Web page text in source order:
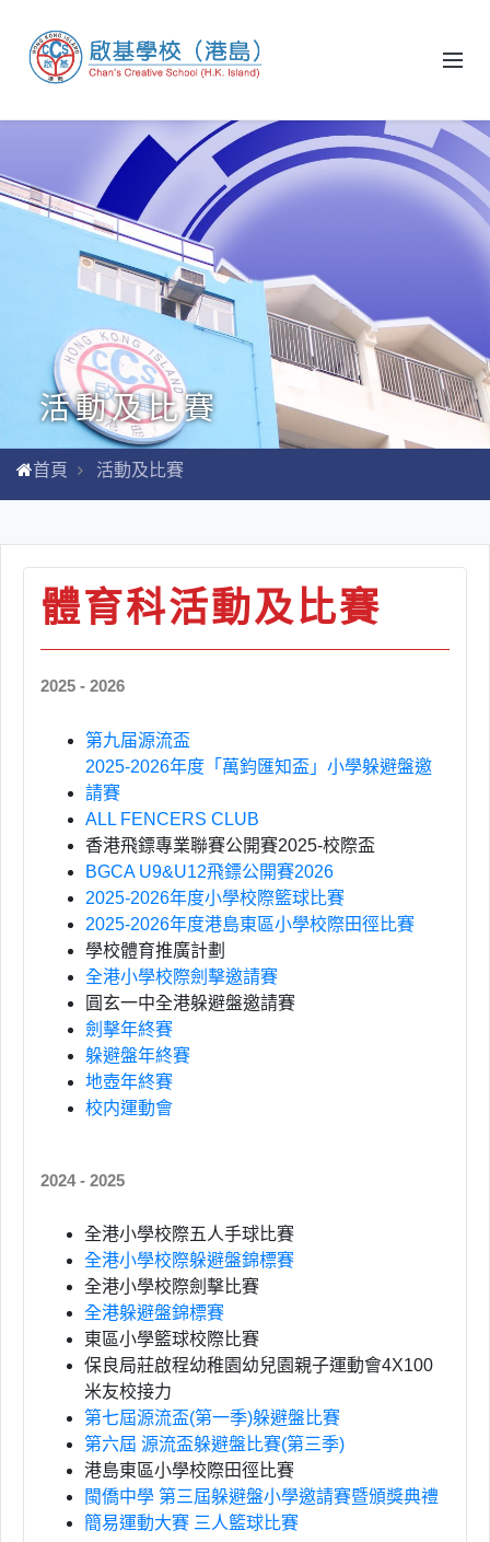
活動及比賽
首頁 活動及比賽
體育科活動及比賽
2025 - 2026
第九届源流盃
2025-2026年度「萬鈞匯知盃」小學躲避盤邀
請賽
ALL FENCERS CLUB
香港飛鏢專業聯賽公開賽2025-校際盃
BGCA U9&U12飛鏢公開賽2026
2025-2026年度小學校際籃球比賽
2025-2026年度港島東區小學校際田徑比賽
學校體育推廣計劃
全港小學校際劍擊邀請賽
圓玄一中全港躲避盤邀請賽
劍擊年終賽
躲避盤年終賽
地壺年終賽
校内運動會
2024 - 2025
全港小學校際五人手球比賽
全港小學校際躲避盤錦標賽
全港小學校際劍擊比賽
全港躲避盤錦標賽
東區小學籃球校際比賽
保良局莊啟程幼稚園幼兒園親子運動會4X100
米友校接力
第七屆源流盃(第一季)躲避盤比賽
第六屆 源流盃躲避盤比賽(第三季)
港島東區小學校際田徑比賽
閩僑中學 第三屆躲避盤小學邀請賽暨頒獎典禮
簡易運動大賽 三人籃球比賽